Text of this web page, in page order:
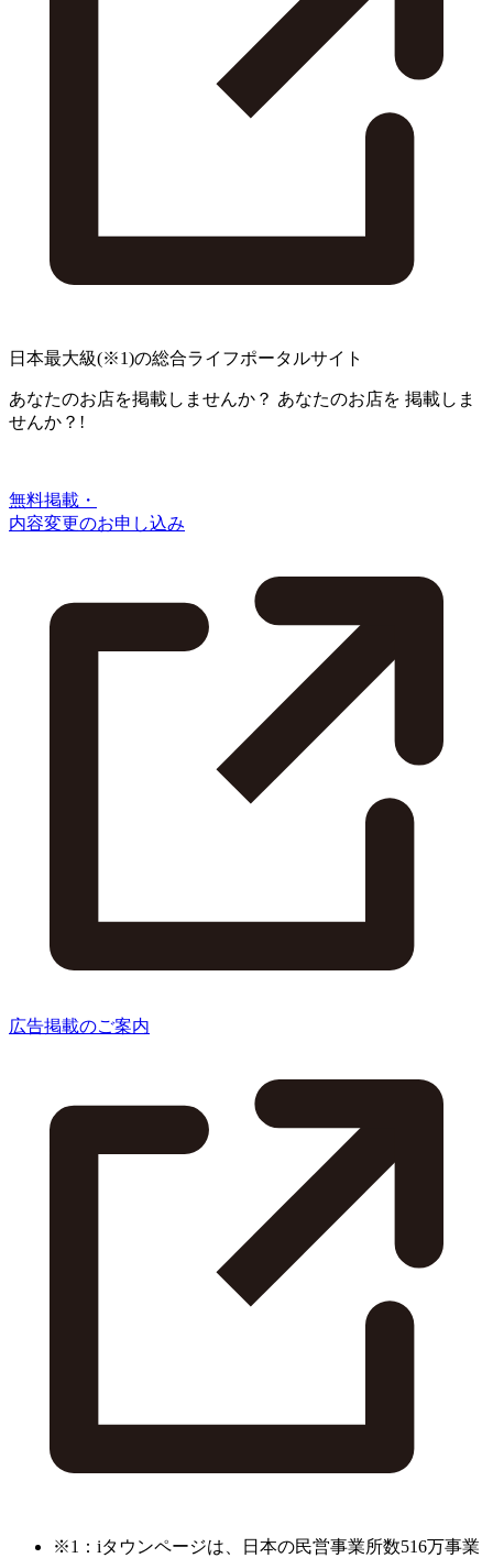
日本最大級(※1)の総合ライフポータルサイト
あなたのお店を掲載しませんか？ あなたのお店を 掲載しま
せんか？!
無料掲載・
内容変更のお申し込み
広告掲載のご案内
※1：iタウンページは、日本の民営事業所数516万事業